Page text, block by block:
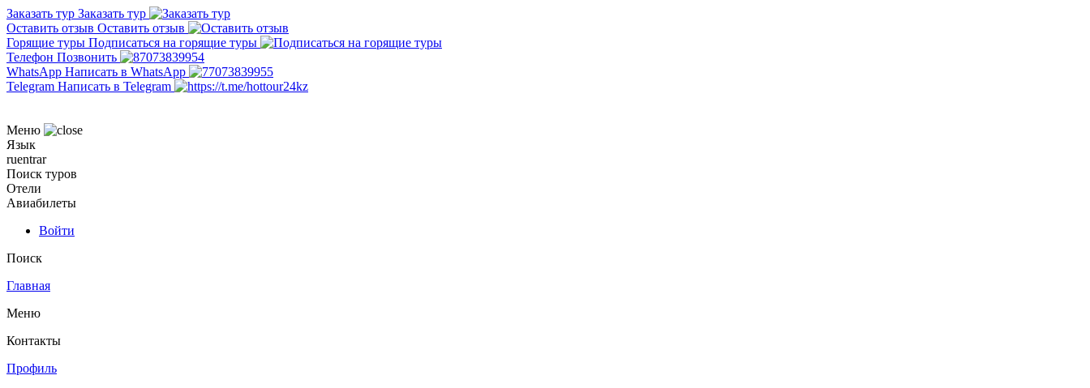
Заказать тур Заказать тур
Оставить отзыв Оставить отзыв
Горящие туры Подписаться на горящие туры
Телефон Позвонить
WhatsApp Написать в WhatsApp
Telegram Написать в Telegram
Меню
Язык
ruentrar
Поиск туров
Отели
Авиабилеты
Войти
Поиск
Главная
Меню
Контакты
Профиль